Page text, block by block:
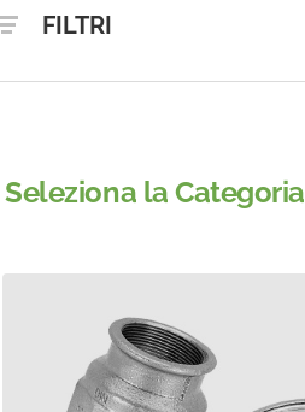
FILTRI
Seleziona la Categoria